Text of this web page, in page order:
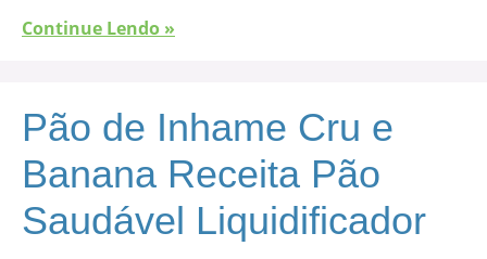
Continue Lendo »
Pão de Inhame Cru e
Banana Receita Pão
Saudável Liquidificador